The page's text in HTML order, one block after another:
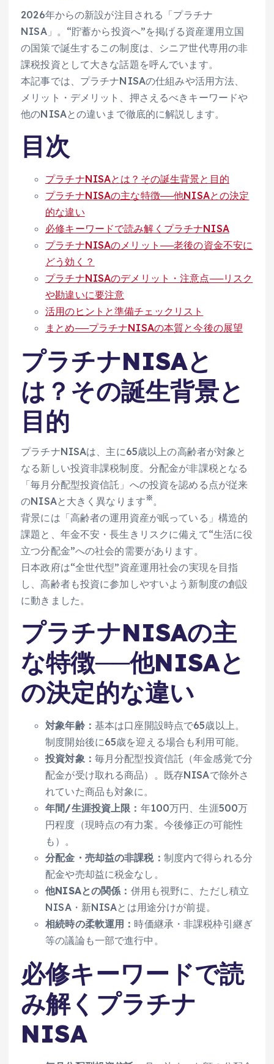
2026年からの新設が注目される「プラチナ
NISA」。“貯蓄から投資へ”を掲げる資産運用立国
の国策で誕生するこの制度は、シニア世代専用の非
課税投資として大きな話題を呼んでいます。
本記事では、プラチナNISAの仕組みや活用方法、
メリット・デメリット、押さえるべきキーワードや
他のNISAとの違いまで徹底的に解説します。
目次
プラチナNISAとは？その誕生背景と目的
プラチナNISAの主な特徴──他NISAとの決定
的な違い
必修キーワードで読み解くプラチナNISA
プラチナNISAのメリット──老後の資金不安に
どう効く？
プラチナNISAのデメリット・注意点──リスク
や勘違いに要注意
活用のヒントと準備チェックリスト
まとめ──プラチナNISAの本質と今後の展望
プラチナNISAと
は？その誕生背景と
目的
プラチナNISAは、主に65歳以上の高齢者が対象と
なる新しい投資非課税制度。分配金が非課税となる
「毎月分配型投資信託」への投資を認める点が従来
のNISAと大きく異なります※。
背景には「高齢者の運用資産が眠っている」構造的
課題と、年金不安・長生きリスクに備えて“生活に役
立つ分配金”への社会的需要があります。
日本政府は“全世代型”資産運用社会の実現を目指
し、高齢者も投資に参加しやすいよう新制度の創設
に動きました。
プラチナNISAの主
な特徴──他NISAと
の決定的な違い
対象年齢： 基本は口座開設時点で65歳以上。
制度開始後に65歳を迎える場合も利用可能。
投資対象： 毎月分配型投資信託（年金感覚で分
配金が受け取れる商品）。既存NISAで除外さ
れていた商品も対象に。
年間/生涯投資上限： 年100万円、生涯500万
円程度（現時点の有力案。今後修正の可能性
も）。
分配金・売却益の非課税： 制度内で得られる分
配金や売却益に税金なし。
他NISAとの関係： 併用も視野に、ただし積立
NISA・新NISAとは用途分けが前提。
相続時の柔軟運用： 時価継承・非課税枠引継ぎ
等の議論も一部で進行中。
必修キーワードで読
み解くプラチナ
NISA